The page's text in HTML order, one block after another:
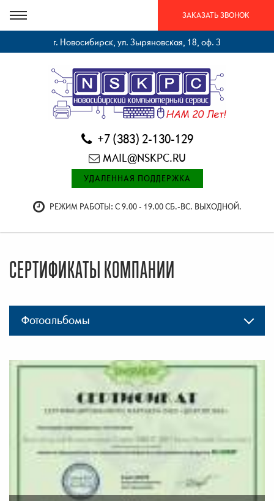
ЗАКАЗАТЬ ЗВОНОК
г. Новосибирск, ул. Зыряновская, 18, оф. 3
+7 (383) 2-130-129
MAIL@NSKPC.RU
УДАЛЕННАЯ ПОДДЕРЖКА
РЕЖИМ РАБОТЫ: С 9.00 - 19.00 СБ.-ВС. ВЫХОДНОЙ.
СЕРТИФИКАТЫ КОМПАНИИ
Фотоальбомы